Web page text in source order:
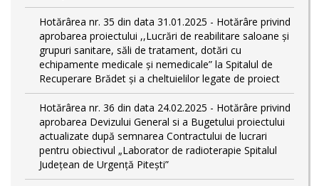
Hotărârea nr. 35 din data 31.01.2025 - Hotărâre privind
aprobarea proiectului ,,Lucrări de reabilitare saloane și
grupuri sanitare, săli de tratament, dotări cu
echipamente medicale și nemedicale” la Spitalul de
Recuperare Brădet și a cheltuielilor legate de proiect
Hotărârea nr. 36 din data 24.02.2025 - Hotărâre privind
aprobarea Devizului General si a Bugetului proiectului
actualizate după semnarea Contractului de lucrari
pentru obiectivul „Laborator de radioterapie Spitalul
Județean de Urgență Pitești”